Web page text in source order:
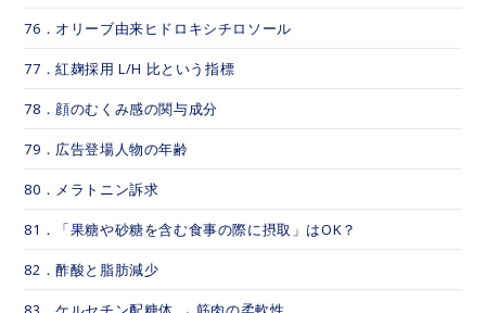
76．オリーブ由来ヒドロキシチロソール
77．紅麹採用 L/H 比という指標
78．顔のむくみ感の関与成分
79．広告登場人物の年齢
80．メラトニン訴求
81．「果糖や砂糖を含む食事の際に摂取」はOK？
82．酢酸と脂肪減少